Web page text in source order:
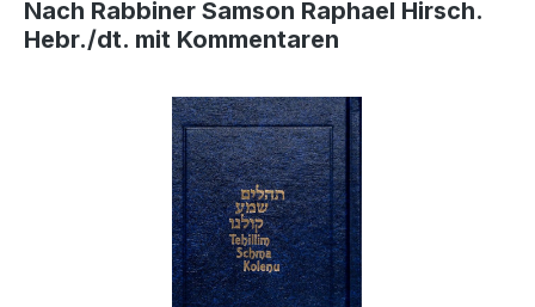
Nach Rabbiner Samson Raphael Hirsch.
Hebr./dt. mit Kommentaren
Bildergalerie überspringen